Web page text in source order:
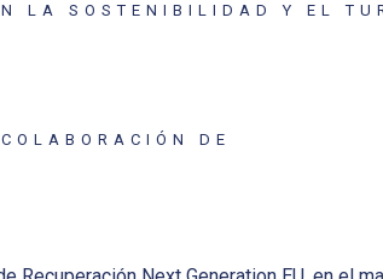
LA SOSTENIBILIDAD Y EL
DE